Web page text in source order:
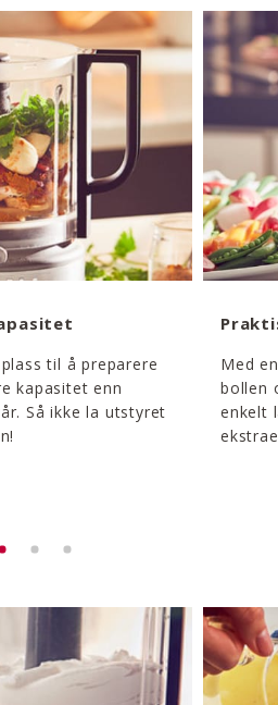
til å preparere
kapasitet enn
Så ikke la utstyret
Med
bollen
enkelt